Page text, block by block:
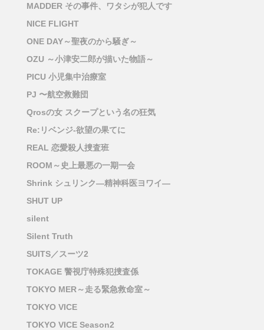
MADDER その事件、ワタシが犯人です
NICE FLIGHT
ONE DAY～聖夜のから騒ぎ～
OZU ～小津安二郎が描いた物語～
PICU 小児集中治療室
PJ 〜航空救難団
Qrosの女 スクープという名の狂気
Re:リベンジ-欲望の果てに
REAL 恋愛殺人捜査班
ROOM～史上最悪の一期一会
Shrink シュリンク―精神科医ヨワイ―
SHUT UP
silent
Silent Truth
SUITS／スーツ2
TOKAGE 警視庁特殊犯捜査係
TOKYO MER～走る緊急救命室～
TOKYO VICE
TOKYO VICE Season2